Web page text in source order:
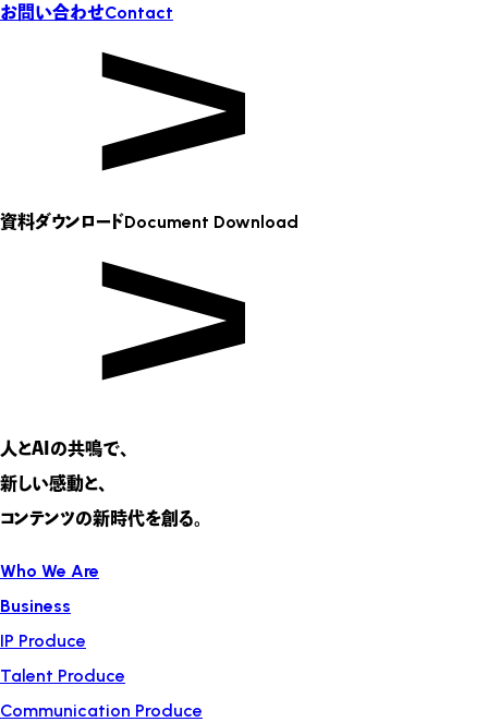
お問い合わせContact
資料ダウンロードDocument Download
人とAIの共鳴で、
新しい感動と、
コンテンツの新時代を創る。
Who We Are
Business
IP Produce
Talent Produce
Communication Produce